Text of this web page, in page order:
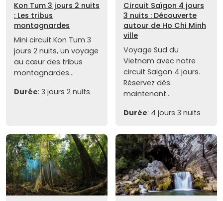
Kon Tum 3 jours 2 nuits
: Les tribus
montagnardes
Mini circuit Kon Tum 3
jours 2 nuits, un voyage
au cœur des tribus
montagnardes...
Durée: 3 jours 2 nuits
Circuit Saïgon 4 jours
3 nuits : Découverte
autour de Ho Chi Minh
ville
Voyage Sud du
Vietnam avec notre
circuit Saïgon 4 jours.
Réservez dès
maintenant...
Durée: 4 jours 3 nuits